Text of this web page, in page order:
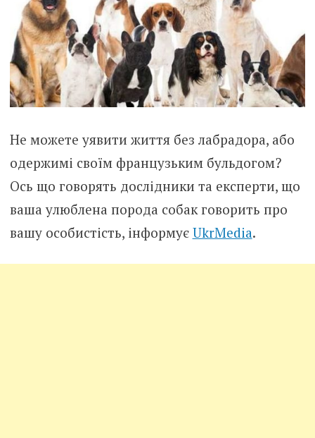
Не можете уявити життя без лабрадора, або
одержимі своїм французьким бульдогом?
Ось що говорять дослідники та експерти, що
ваша улюблена порода собак говорить про
вашу особистість, інформує UkrMedia.